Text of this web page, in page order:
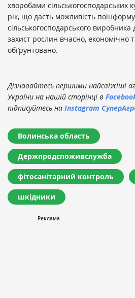
хворобами сільськогосподарських
рік, що дасть можливість
сільськогосподарського
захист рослин вчасно, економічно
обґрунтовано.
Дізнавайтесь першими найсвіжіші
України на нашій сторінці в
підписуйтесь на Instagram
Волинська область
Держпродспоживслужба
фітосанітарний контроль
шкідники